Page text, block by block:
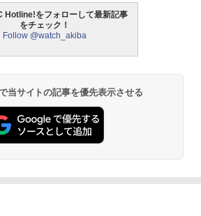
Hotline!をフォローして最新記事
をチェック！
Follow @watch_akiba
当サイトの記事を優先表示させる